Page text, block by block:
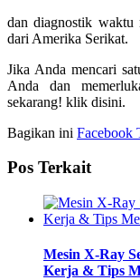
dan diagnostik
dari Amerika Serikat.
Jika Anda mencari
Anda dan
sekarang! klik disini.
Bagikan ini Facebook
Pos Terkait
Mesin X-Ray
Kerja & Tips